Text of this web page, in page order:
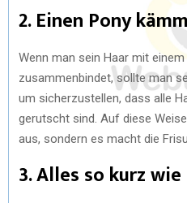
2. Einen Pony
Wenn man sein Haar mit
zusammenbindet, sollte man
um sicherzustellen, dass alle
gerutscht sind. Auf diese
aus, sondern es macht die
3. Alles so kurz